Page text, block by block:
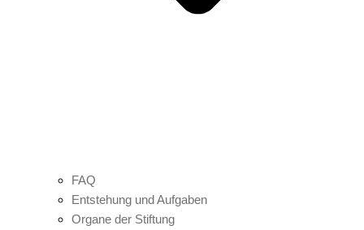
FAQ
Entstehung und Aufgaben
Organe der Stiftung